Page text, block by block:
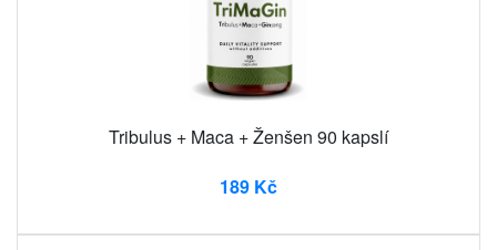
Tribulus + Maca + Ženšen 90 kapslí
189 Kč